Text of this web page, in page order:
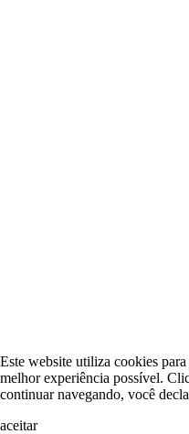
Este website utiliza cookies
melhor experiência possível.
continuar navegando, você
aceitar